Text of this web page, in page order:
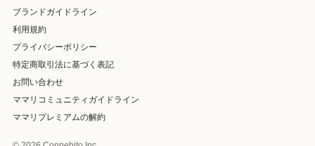
ブランドガイドライン
利用規約
プライバシーポリシー
特定商取引法に基づく表記
お問い合わせ
ママリコミュニティガイドライン
ママリプレミアムの解約